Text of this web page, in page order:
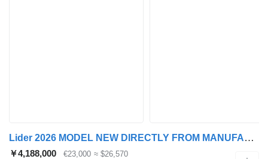
Lider 2026 MODEL NEW DIRECTLY FROM MANUFACTURER FACTORY AVAILABLE
￥4,188,000 €23,000 ≈ $26,570